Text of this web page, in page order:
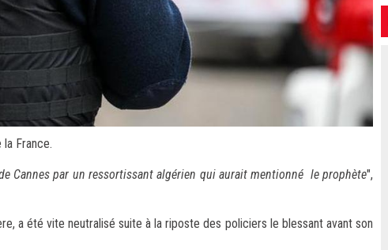
France.
Cannes par un ressortissant algérien qui aurait mentionné le prophète",
a été vite neutralisé suite à la riposte des policiers le blessant avant son